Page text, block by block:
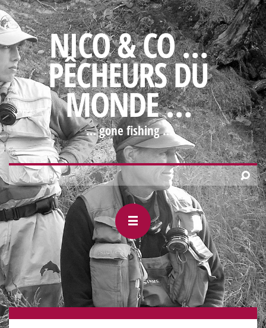
NICO & CO …
PÊCHEURS DU
MONDE …
… gone fishing …